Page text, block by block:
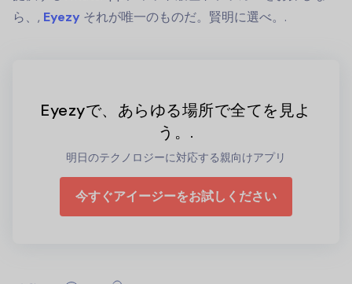
ら、, Eyezy それが唯一のものだ。賢明に選べ。.
Eyezyで、あらゆる場所で全てを見よ
う。.
明日のテクノロジーに対応する親向けアプリ
今すぐアイージーをお試しください